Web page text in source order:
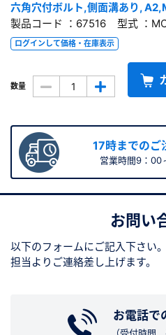
六角穴付ボルト,側面溝あり,
製品コード ：67516 型式 ：
ログインして価格・在庫表示
数量
17時までのご
営業時間9：
お問い
以下のフォームにご記入下さい。
担当よりご連絡差し上げます。
お電話で